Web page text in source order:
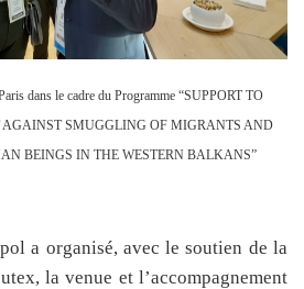
dans le cadre du Programme “SUPPORT TO
AGAINST SMUGGLING OF MIGRANTS AND
BEINGS IN THE WESTERN BALKANS”
a organisé, avec le soutien de la
la venue et l’accompagnement